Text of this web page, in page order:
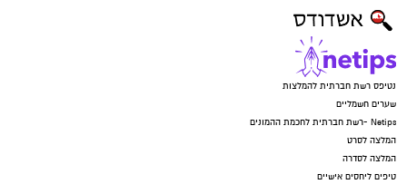
נטיפס רשת חברתית להמלצות
שערים חשמליים
Netips -רשת חברתית לחכמת ההמונים
המלצה לסרט
המלצה לסדרה
טיפים ליחסים אישיים